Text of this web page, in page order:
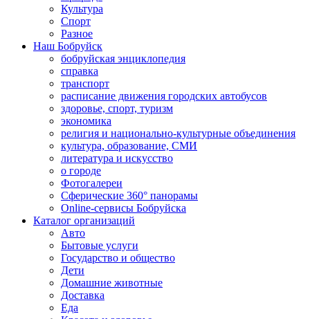
Культура
Спорт
Разное
Наш Бобруйск
бобруйская энциклопедия
справка
транспорт
расписание движения городских автобусов
здоровье, спорт, туризм
экономика
религия и национально-культурные объединения
культура, образование, СМИ
литература и искусство
о городе
Фотогалереи
Сферические 360° панорамы
Online-сервисы Бобруйска
Каталог организаций
Авто
Бытовые услуги
Государство и общество
Дети
Домашние животные
Доставка
Еда